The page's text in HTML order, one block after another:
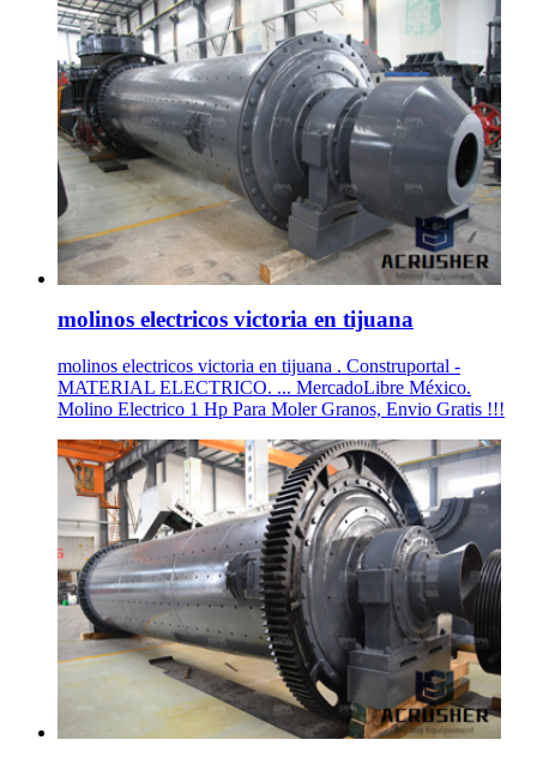
molinos electricos victoria en tijuana
molinos electricos victoria en tijuana . Construportal -
MATERIAL ELECTRICO. ... MercadoLibre México.
Molino Electrico 1 Hp Para Moler Granos, Envio Gratis !!!